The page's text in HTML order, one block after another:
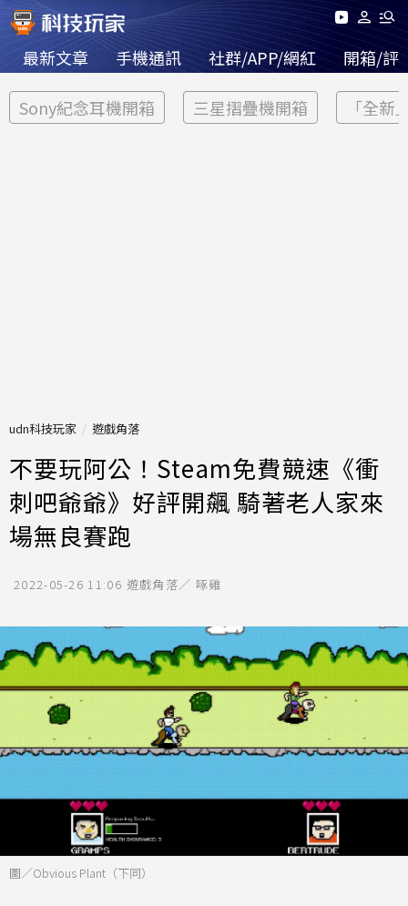
最新文章 手機通訊 社群/APP/網紅 開箱/評
Sony紀念耳機開箱 三星摺疊機開箱 「全新
udn科技玩家 遊戲角落
不要玩阿公！Steam免費競速《衝
刺吧爺爺》好評開飆 騎著老人家來
場無良賽跑
2022-05-26 11:06 遊戲角落／ 啄雞
圖／Obvious Plant（下同）